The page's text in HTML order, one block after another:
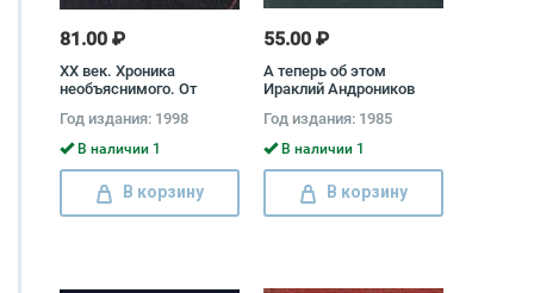
81.00 ₽
XX век. Хроника
необъяснимого. От
катастрофе Николай
Непомнящий, Михаил
Курушин
Год издания: 1998
В наличии 1
В корзину
55.00 ₽
А теперь об этом
Ираклий Андроников
Год издания: 1985
В наличии 1
В корзину